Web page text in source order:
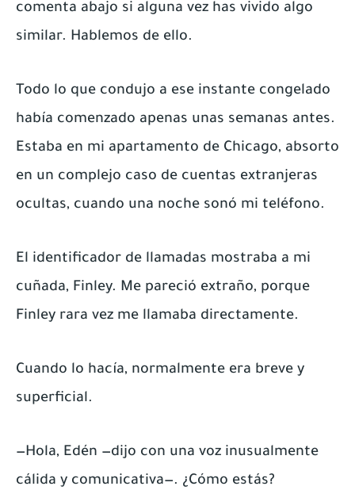
comenta abajo si alguna vez has vivido algo
similar. Hablemos de ello.
Todo lo que condujo a ese instante congelado
había comenzado apenas unas semanas antes.
Estaba en mi apartamento de Chicago, absorto
en un complejo caso de cuentas extranjeras
ocultas, cuando una noche sonó mi teléfono.
El identificador de llamadas mostraba a mi
cuñada, Finley. Me pareció extraño, porque
Finley rara vez me llamaba directamente.
Cuando lo hacía, normalmente era breve y
superficial.
—Hola, Edén —dijo con una voz inusualmente
cálida y comunicativa—. ¿Cómo estás?